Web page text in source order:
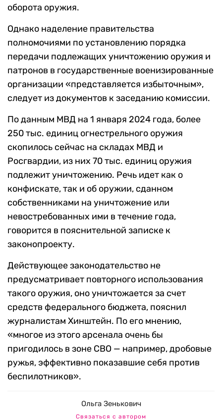
оборота оружия.
Однако наделение правительства
полномочиями по установлению порядка
передачи подлежащих уничтожению оружия и
патронов в государственные военизированные
организации «представляется избыточным»,
следует из документов к заседанию комиссии.
По данным МВД на 1 января 2024 года, более
250 тыс. единиц огнестрельного оружия
скопилось сейчас на складах МВД и
Росгвардии, из них 70 тыс. единиц оружия
подлежит уничтожению. Речь идет как о
конфискате, так и об оружии, сданном
собственниками на уничтожение или
невостребованных ими в течение года,
говорится в пояснительной записке к
законопроекту.
Действующее законодательство не
предусматривает повторного использования
такого оружия, оно уничтожается за счет
средств федерального бюджета, пояснил
журналистам Хинштейн. По его мнению,
«многое из этого арсенала очень бы
пригодилось в зоне СВО — например, дробовые
ружья, эффективно показавшие себя против
беспилотников».
Ольга Зенькович
Связаться с автором